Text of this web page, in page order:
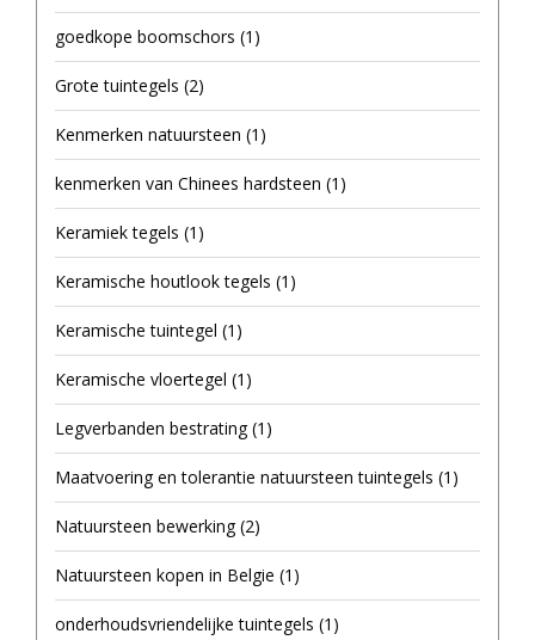
goedkope boomschors (1)
Grote tuintegels (2)
Kenmerken natuursteen (1)
kenmerken van Chinees hardsteen (1)
Keramiek tegels (1)
Keramische houtlook tegels (1)
Keramische tuintegel (1)
Keramische vloertegel (1)
Legverbanden bestrating(1)
Maatvoering en tolerantie natuursteen tuintegels (1)
Natuursteen bewerking(2)
Natuursteen kopen in Belgie (1)
onderhoudsvriendelijke tuintegels (1)